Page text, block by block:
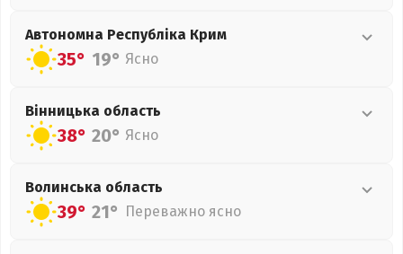
Автономна Республіка Крим
35° 19° Ясно
Вінницька область
38° 20° Ясно
Волинська область
39° 21° Переважно ясно